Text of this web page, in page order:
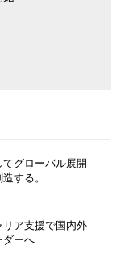
グローバル展開
する。
ア支援で国内外
ダーへ